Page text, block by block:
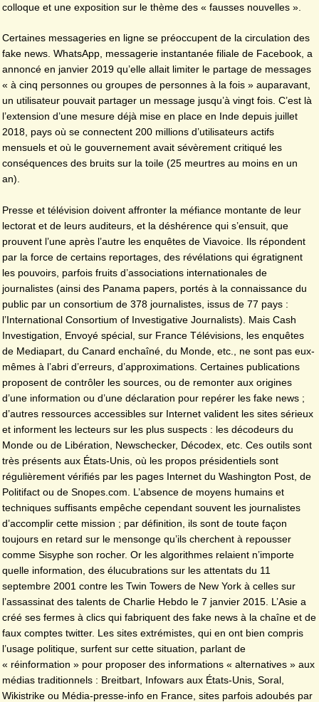
colloque et une exposition sur le thème des « fausses nouvelles ».
Certaines messageries en ligne se préoccupent de la circulation des
fake news. WhatsApp, messagerie instantanée filiale de Facebook, a
annoncé en janvier 2019 qu’elle allait limiter le partage de messages
« à cinq personnes ou groupes de personnes à la fois » auparavant,
un utilisateur pouvait partager un message jusqu’à vingt fois. C’est là
l’extension d’une mesure déjà mise en place en Inde depuis juillet
2018, pays où se connectent 200 millions d’utilisateurs actifs
mensuels et où le gouvernement avait sévèrement critiqué les
conséquences des bruits sur la toile (25 meurtres au moins en un
an).
Presse et télévision doivent affronter la méfiance montante de leur
lectorat et de leurs auditeurs, et la déshérence qui s’ensuit, que
prouvent l’une après l’autre les enquêtes de Viavoice. Ils répondent
par la force de certains reportages, des révélations qui égratignent
les pouvoirs, parfois fruits d’associations internationales de
journalistes (ainsi des Panama papers, portés à la connaissance du
public par un consortium de 378 journalistes, issus de 77 pays :
l’International Consortium of Investigative Journalists). Mais Cash
Investigation, Envoyé spécial, sur France Télévisions, les enquêtes
de Mediapart, du Canard enchaîné, du Monde, etc., ne sont pas eux-
mêmes à l’abri d’erreurs, d’approximations. Certaines publications
proposent de contrôler les sources, ou de remonter aux origines
d’une information ou d’une déclaration pour repérer les fake news ;
d’autres ressources accessibles sur Internet valident les sites sérieux
et informent les lecteurs sur les plus suspects : les décodeurs du
Monde ou de Libération, Newschecker, Décodex, etc. Ces outils sont
très présents aux États-Unis, où les propos présidentiels sont
régulièrement vérifiés par les pages Internet du Washington Post, de
Politifact ou de Snopes.com. L’absence de moyens humains et
techniques suffisants empêche cependant souvent les journalistes
d’accomplir cette mission ; par définition, ils sont de toute façon
toujours en retard sur le mensonge qu’ils cherchent à repousser
comme Sisyphe son rocher. Or les algorithmes relaient n’importe
quelle information, des élucubrations sur les attentats du 11
septembre 2001 contre les Twin Towers de New York à celles sur
l’assassinat des talents de Charlie Hebdo le 7 janvier 2015. L’Asie a
créé ses fermes à clics qui fabriquent des fake news à la chaîne et de
faux comptes twitter. Les sites extrémistes, qui en ont bien compris
l’usage politique, surfent sur cette situation, parlant de
« réinformation » pour proposer des informations « alternatives » aux
médias traditionnels : Breitbart, Infowars aux États-Unis, Soral,
Wikistrike ou Média-presse-info en France, sites parfois adoubés par